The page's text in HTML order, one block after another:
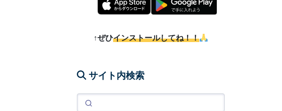
↑ぜひインストールしてね！！
サイト内検索